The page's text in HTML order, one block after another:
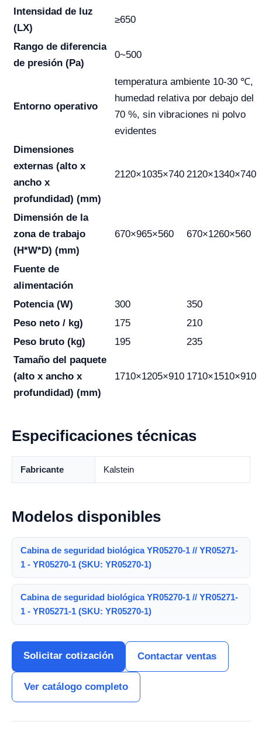
Intensidad de luz
(LX)
≥650
Rango de diferencia
de presión (Pa)
0~500
Entorno operativo
temperatura ambiente 10-30 ℃,
humedad relativa por debajo del
70 %, sin vibraciones ni polvo
evidentes
Dimensiones
externas (alto x
ancho x
profundidad) (mm)
2120×1035×740 2120×1340×740
Dimensión de la
zona de trabajo
(H*W*D) (mm)
670×965×560 670×1260×560
Fuente de
alimentación
Potencia (W)
300
350
Peso neto / kg)
175
210
Peso bruto (kg)
195
235
Tamaño del paquete
(alto x ancho x
profundidad) (mm)
1710×1205×910 1710×1510×910
Especificaciones técnicas
Fabricante Kalstein
Modelos disponibles
Cabina de seguridad biológica YR05270-1 // YR05271-
1 - YR05270-1 (SKU: YR05270-1)
Cabina de seguridad biológica YR05270-1 // YR05271-
1 - YR05271-1 (SKU: YR05270-1)
Solicitar cotización Contactar ventas
Ver catálogo completo